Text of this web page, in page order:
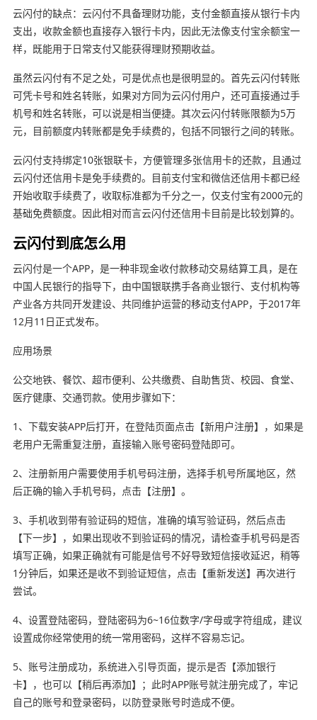
云闪付的缺点：云闪付不具备理财功能，支付金额直接从银行卡内
支出，收款金额也直接存入银行卡内，因此无法像支付宝余额宝一
样，既能用于日常支付又能获得理财预期收益。
虽然云闪付有不足之处，可是优点也是很明显的。首先云闪付转账
可凭卡号和姓名转账，如果对方同为云闪付用户，还可直接通过手
机号和姓名转账，可以说是相当便捷。其次云闪付转账限额为5万
元，目前额度内转账都是免手续费的，包括不同银行之间的转账。
云闪付支持绑定10张银联卡，方便管理多张信用卡的还款，且通过
云闪付还信用卡是免手续费的。目前支付宝和微信还信用卡都已经
开始收取手续费了，收取标准都为千分之一，仅支付宝有2000元的
基础免费额度。因此相对而言云闪付还信用卡目前是比较划算的。
云闪付到底怎么用
云闪付是一个APP，是一种非现金收付款移动交易结算工具，是在
中国人民银行的指导下，由中国银联携手各商业银行、支付机构等
产业各方共同开发建设、共同维护运营的移动支付APP，于2017年
12月11日正式发布。
应用场景
公交地铁、餐饮、超市便利、公共缴费、自助售货、校园、食堂、
医疗健康、交通罚款。使用步骤如下：
1、下载安装APP后打开，在登陆页面点击【新用户注册】，如果是
老用户无需重复注册，直接输入账号密码登陆即可。
2、注册新用户需要使用手机号码注册，选择手机号所属地区，然
后正确的输入手机号码，点击【注册】。
3、手机收到带有验证码的短信，准确的填写验证码，然后点击
【下一步】，如果出现收不到验证码的情况，请检查手机号码是否
填写正确，如果正确就有可能是信号不好导致短信接收延迟，稍等
1分钟后，如果还是收不到验证短信，点击【重新发送】再次进行
尝试。
4、设置登陆密码，登陆密码为6~16位数字/字母或字符组成，建议
设置成你经常使用的统一常用密码，这样不容易忘记。
5、账号注册成功，系统进入引导页面，提示是否【添加银行
卡】，也可以【稍后再添加】；此时APP账号就注册完成了，牢记
自己的账号和登录密码，以防登录账号时造成不便。